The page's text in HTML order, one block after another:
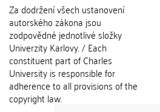
Za dodržení všech ustanovení
autorského zákona jsou
zodpovědné jednotlivé složky
Univerzity Karlovy. / Each
constituent part of Charles
University is responsible for
adherence to all provisions of the
copyright law.